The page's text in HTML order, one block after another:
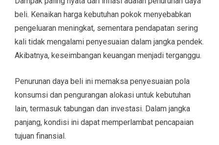
beli. Kenaikan harga kebutuhan pokok menyebabkan
pengeluaran meningkat, sementara pendapatan sering
kali tidak mengalami penyesuaian dalam jangka pendek.
Akibatnya, keseimbangan keuangan menjadi terganggu.
Penurunan daya beli ini memaksa penyesuaian pola
konsumsi dan pengurangan alokasi untuk kebutuhan
lain, termasuk tabungan dan investasi. Dalam jangka
panjang, kondisi ini dapat memperlambat pencapaian
tujuan finansial.